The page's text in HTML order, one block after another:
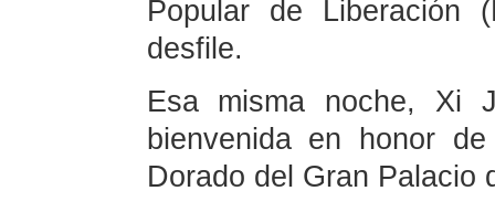
Popular de Liberación
desfile.
Esa misma noche, Xi
bienvenida en honor
Dorado del Gran Palacio